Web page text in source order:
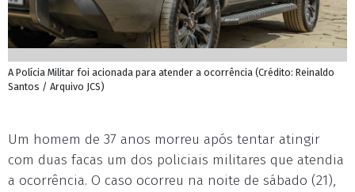
A Polícia Militar foi acionada para atender a ocorrência (Crédito: Reinaldo
Santos / Arquivo JCS)
Um homem de 37 anos morreu após tentar atingir
com duas facas um dos policiais militares que atendia
a ocorrência. O caso ocorreu na noite de sábado (21),